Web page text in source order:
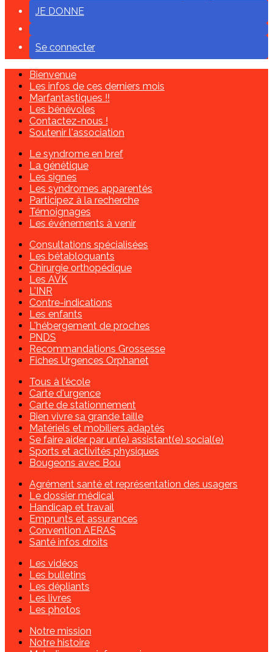
JE DONNE
Se connecter
Bienvenue
Les infos de ces derniers mois
Marfantastiques !!
Les bénévoles
Contactez-nous !
Soutenir l'association
Le syndrome en bref
La génétique
Les signes
Les syndromes apparentés
Participez à la recherche
Témoignages
Les événements à venir
Consultations spécialisées
Les bétabloquants
Chirurgie orthopédique
Les AVK
L'INR
Contre-indications
Les enfants
L'hébergement de proches
PNDS
Recommandations Grossesse
Fiches Urgences Orphanet
Tous à l'école
Carte d'urgence
Carte de stationnement
Bien vivre sa grande taille
Matériels et mobiliers adaptés
Se faire aider par un(e) assistant(e) social(e)
Sports et activités physiques
Bougeons avec Bou
Agrément santé et représentation des usagers
Le dossier médical
Handicap et travail
Emprunts et assurances
Convention AERAS
Santé infos droits
Les vidéos
Les bulletins
Les dépliants
Les livres
Les photos
Notre mission
Notre histoire